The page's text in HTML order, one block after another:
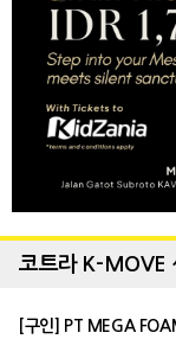
코트라 K-MOVE
[구인] PT MEGA